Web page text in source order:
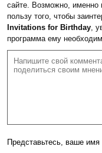
сайте. Возможно,
пользу того, чтобы
Invitations for Birthday,
программа ему
Представьтесь, ваше имя